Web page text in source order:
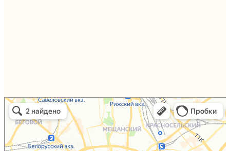
Упаковали Онлайн в Москве
Москва